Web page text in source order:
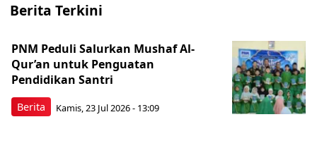
Berita Terkini
Berita
PNM Peduli Salurkan Mushaf Al-
Qur’an untuk Penguatan
Pendidikan Santri
Kamis, 23 Jul 2026 - 13:09